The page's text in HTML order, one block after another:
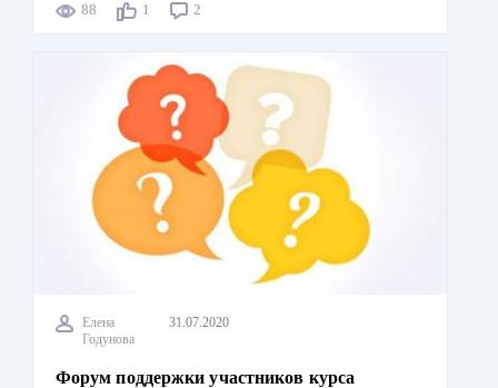
88 1 2
Елена
Годунова
31.07.2020
Форум поддержки участников курса